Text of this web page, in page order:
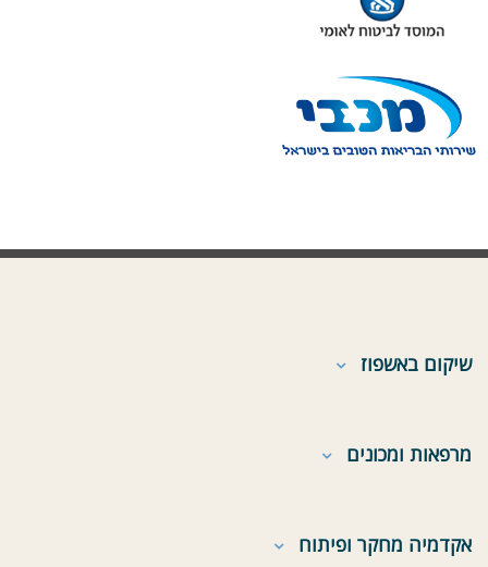
שיקום באשפוז
מרפאות ומכונים
אקדמיה מחקר ופיתוח